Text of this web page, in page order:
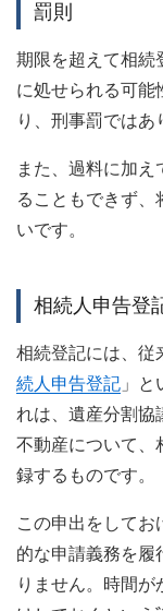
罰則
期限を超えて相続
に処せられる可能
り、刑事罰ではあ
また、過料に加
ることもできず、
いです。
相続人申告登
相続登記には、従
続人申告登記 」
れは、遺産分割協
不動産について、
録するものです。
この申出をしてお
的な申請義務を履
りません。時間